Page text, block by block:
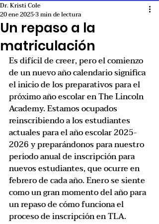
Un repaso a la
matriculación
Dr. Kristi Cole
20 ene 20253 min de lectura
Es difícil de creer, pero el comienzo
de un nuevo año calendario significa
el inicio de los preparativos para el
próximo año escolar en The Lincoln
Academy. Estamos ocupados
reinscribiendo a los estudiantes
actuales para el año escolar 2025-
2026 y preparándonos para nuestro
período anual de inscripción para
nuevos estudiantes, que ocurre en
febrero de cada año. Enero se siente
como un gran momento del año para
un repaso de cómo funciona el
proceso de inscripción en TLA.